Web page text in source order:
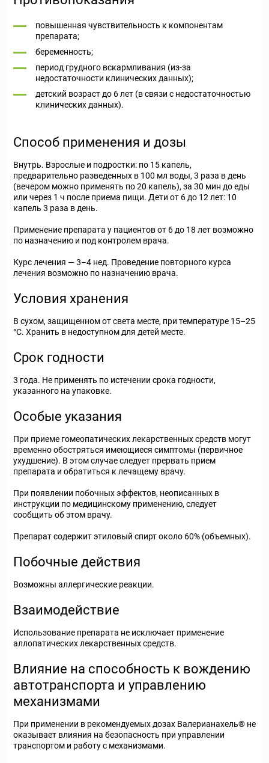
повышенная чувствительность к компонентам
препарата;
беременность;
период грудного вскармливания (из-за
недостаточности клинических данных);
детский возраст до 6 лет (в связи с недостаточностью
клинических данных).
Способ применения и дозы
Внутрь. Взрослые и подростки: по 15 капель,
предварительно разведенных в 100 мл воды, 3 раза в день
(вечером можно применять по 20 капель), за 30 мин до еды
или через 1 ч после приема пищи. Дети от 6 до 12 лет: 10
капель 3 раза в день.
Применение препарата у пациентов от 6 до 18 лет возможно
по назначению и под контролем врача.
Курс лечения — 3–4 нед. Проведение повторного курса
лечения возможно по назначению врача.
Условия хранения
В сухом, защищенном от света месте, при температуре 15–25
°C. Хранить в недоступном для детей месте.
Срок годности
3 года. Не применять по истечении срока годности,
указанного на упаковке.
Особые указания
При приеме гомеопатических лекарственных средств могут
временно обостряться имеющиеся симптомы (первичное
ухудшение). В этом случае следует прервать прием
препарата и обратиться к лечащему врачу.
При появлении побочных эффектов, неописанных в
инструкции по медицинскому применению, следует
сообщить об этом врачу.
Препарат содержит этиловый спирт около 60% (объемных).
Побочные действия
Возможны аллергические реакции.
Взаимодействие
Использование препарата не исключает применение
аллопатических лекарственных средств.
Влияние на способность к вождению
автотранспорта и управлению
механизмами
При применении в рекомендуемых дозах Валерианахель® не
оказывает влияния на безопасность при управлении
транспортом и работу с механизмами.